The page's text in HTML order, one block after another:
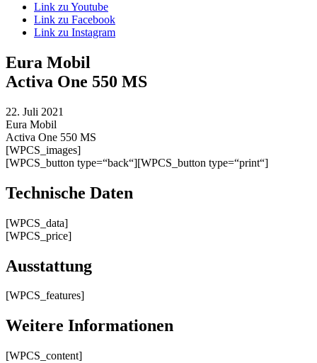
Link zu Youtube
Link zu Facebook
Link zu Instagram
Eura Mobil
Activa One 550 MS
22. Juli 2021
Eura Mobil
Activa One 550 MS
[WPCS_images]
[WPCS_button type=“back“][WPCS_button type=“print“]
Technische Daten
[WPCS_data]
[WPCS_price]
Ausstattung
[WPCS_features]
Weitere Informationen
[WPCS_content]